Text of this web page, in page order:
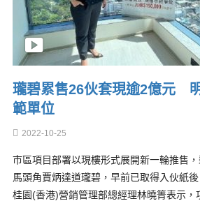
瓏碧累售26伙套現逾2億元
範單位
2022-10-25
市區項目部署以現樓形式展開新一輪推售
馬頭角賈炳達道瓏碧，早前已取得入伙紙
桂園(香港)營銷管理部總經理林曉箐表示，